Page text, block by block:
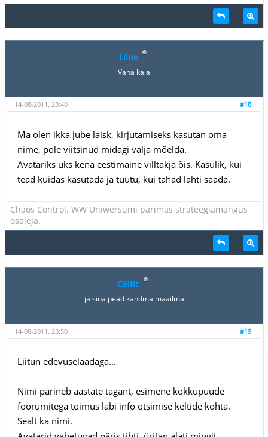
Liine
Vana kala
#18
14-08-2011, 23:40
Ma olen ikka jube laisk, kirjutamiseks kasutan oma
nime, pole viitsinud midagi välja mõelda.
Avatariks üks kena eestimaine villtakja õis. Kasulik, kui
tead kuidas kasutada ja tüütu, kui tahad lahti saada.
Chaos Control. WW Uniwersumi parimas strateegiamängus
osaleja.
Celtic
ja sina pead kandma maailma
#19
14-08-2011, 23:50
Liitun edevuselaadaga...
Nimi pärineb aastate tagant, esimene kokkupuude
foorumitega toimus läbi info otsimise keltide kohta.
Sealt ka nimi.